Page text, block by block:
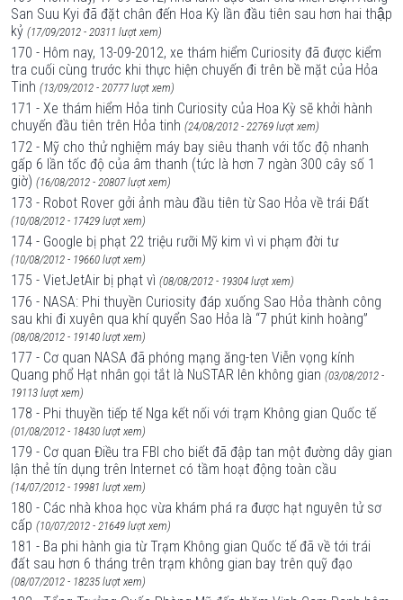
San Suu Kyi đã đặt chân đến Hoa Kỳ lần đầu tiên sau hơn hai thập
kỷ (17/09/2012 - 20311 lượt xem)
170 - Hôm nay, 13-09-2012, xe thám hiểm Curiosity đã được kiểm
tra cuối cùng trước khi thực hiện chuyến đi trên bề mặt của Hỏa
Tinh (13/09/2012 - 20777 lượt xem)
171 - Xe thám hiểm Hỏa tinh Curiosity của Hoa Kỳ sẽ khởi hành
chuyến đầu tiên trên Hỏa tinh (24/08/2012 - 22769 lượt xem)
172 - Mỹ cho thử nghiệm máy bay siêu thanh với tốc độ nhanh
gấp 6 lần tốc độ của âm thanh (tức là hơn 7 ngàn 300 cây số 1
giờ) (16/08/2012 - 20807 lượt xem)
173 - Robot Rover gởi ảnh màu đầu tiên từ Sao Hỏa về trái Đất
(10/08/2012 - 17429 lượt xem)
174 - Google bị phạt 22 triệu rưỡi Mỹ kim vì vi phạm đời tư
(10/08/2012 - 19660 lượt xem)
175 - VietJetAir bị phạt vì (08/08/2012 - 19304 lượt xem)
176 - NASA: Phi thuyền Curiosity đáp xuống Sao Hỏa thành công
sau khi đi xuyên qua khí quyển Sao Hỏa là “7 phút kinh hoàng”
(08/08/2012 - 19140 lượt xem)
177 - Cơ quan NASA đã phóng mạng ăng-ten Viễn vọng kính
Quang phổ Hạt nhân gọi tắt là NuSTAR lên không gian (03/08/2012 -
19113 lượt xem)
178 - Phi thuyền tiếp tế Nga kết nối với trạm Không gian Quốc tế
(01/08/2012 - 18430 lượt xem)
179 - Cơ quan Điều tra FBI cho biết đã đập tan một đường dây gian
lận thẻ tín dụng trên Internet có tầm hoạt động toàn cầu
(14/07/2012 - 19981 lượt xem)
180 - Các nhà khoa học vừa khám phá ra được hạt nguyên tử sơ
cấp (10/07/2012 - 21649 lượt xem)
181 - Ba phi hành gia từ Trạm Không gian Quốc tế đã về tới trái
đất sau hơn 6 tháng trên trạm không gian bay trên quỹ đạo
(08/07/2012 - 18235 lượt xem)